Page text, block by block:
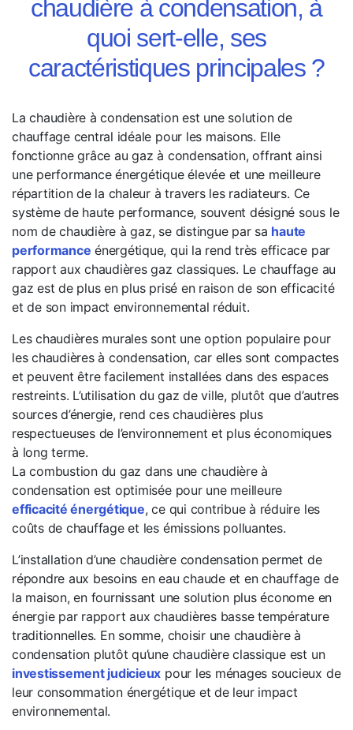
chaudière à condensation, à
quoi sert-elle, ses
caractéristiques principales ?
La chaudière à condensation est une solution de
chauffage central idéale pour les maisons. Elle
fonctionne grâce au gaz à condensation, offrant ainsi
une performance énergétique élevée et une meilleure
répartition de la chaleur à travers les radiateurs. Ce
système de haute performance, souvent désigné sous le
nom de chaudière à gaz, se distingue par sa haute
performance énergétique, qui la rend très efficace par
rapport aux chaudières gaz classiques. Le chauffage au
gaz est de plus en plus prisé en raison de son efficacité
et de son impact environnemental réduit.
Les chaudières murales sont une option populaire pour
les chaudières à condensation, car elles sont compactes
et peuvent être facilement installées dans des espaces
restreints. L’utilisation du gaz de ville, plutôt que d’autres
sources d’énergie, rend ces chaudières plus
respectueuses de l’environnement et plus économiques
à long terme.
La combustion du gaz dans une chaudière à
condensation est optimisée pour une meilleure
efficacité énergétique, ce qui contribue à réduire les
coûts de chauffage et les émissions polluantes.
L’installation d’une chaudière condensation permet de
répondre aux besoins en eau chaude et en chauffage de
la maison, en fournissant une solution plus économe en
énergie par rapport aux chaudières basse température
traditionnelles. En somme, choisir une chaudière à
condensation plutôt qu’une chaudière classique est un
investissement judicieux pour les ménages soucieux de
leur consommation énergétique et de leur impact
environnemental.